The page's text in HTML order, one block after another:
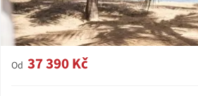
Od 37 390 Kč